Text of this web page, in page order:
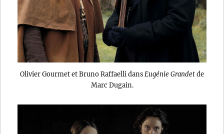
Olivier Gourmet et Bruno Raffaelli dansEugénie Grandetde
Marc Dugain.